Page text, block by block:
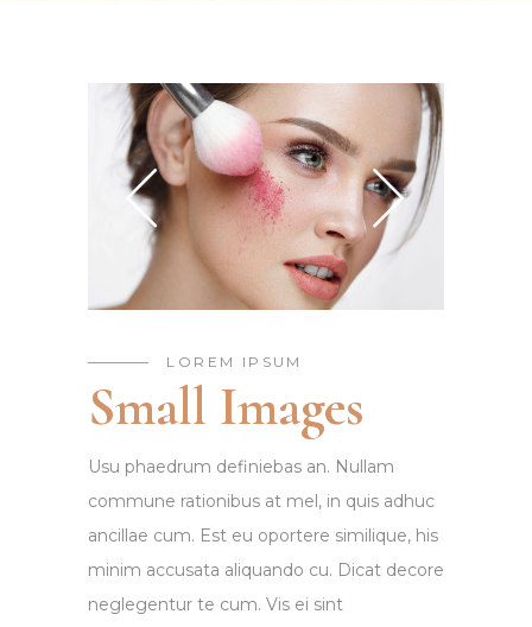
LOREM IPSUM
Small Images
Usu phaedrum definiebas an. Nullam
commune rationibus at mel, in quis adhuc
ancillae cum. Est eu oportere similique, his
minim accusata aliquando cu. Dicat decore
neglegentur te cum. Vis ei sint